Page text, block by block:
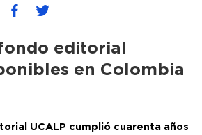
editorial
en Colombia
UCALP cumplió cuarenta años